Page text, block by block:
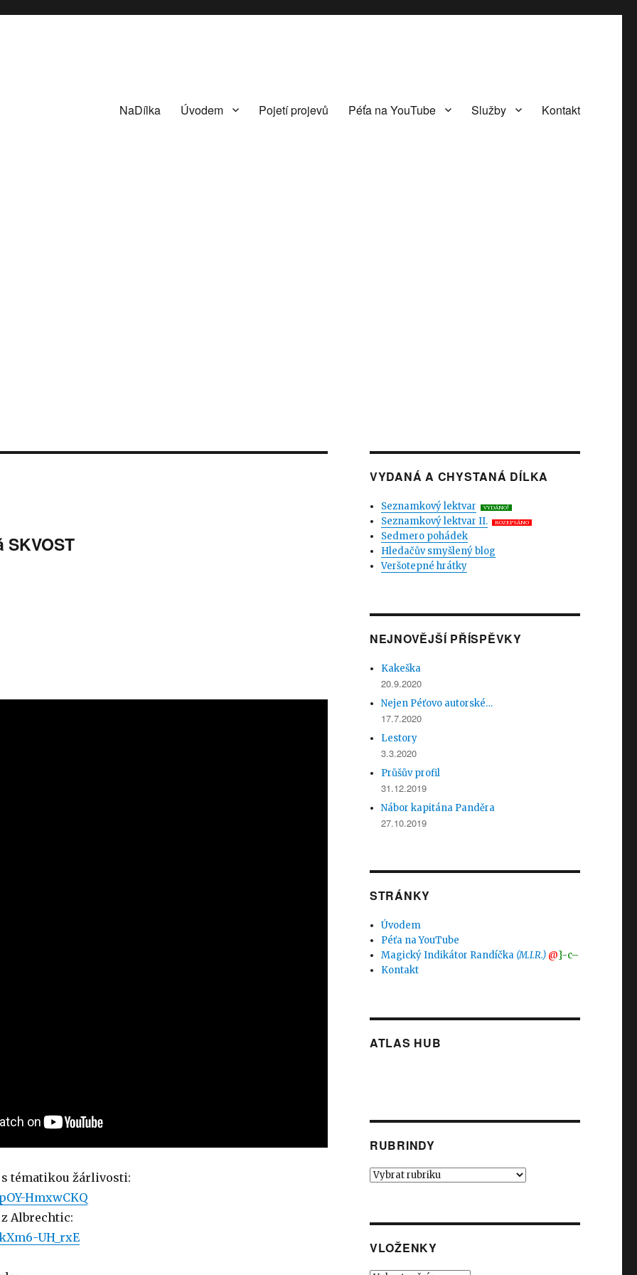
NaDílka Úvodem Pojetí projevů Péťa na YouTube Služby Kontakt
SKVOST
tématikou žárlivosti:
HmxwCKQ
Albrechtic:
UH_rxE
VYDANÁ A CHYSTANÁ DÍLKA
Seznamkový lektvar VYDÁNO!
Seznamkový lektvar II. ROZEPSÁNO
Sedmero pohádek
Hledačův smyšlený blog
Veršotepné hrátky
NEJNOVĚJŠÍ PŘÍSPĚVKY
Kakeška
20.9.2020
Nejen Péťovo autorské…
17.7.2020
Lestory
3.3.2020
Průšův profil
31.12.2019
Nábor kapitána Panděra
27.10.2019
STRÁNKY
Úvodem
Péťa na YouTube
Magický Indikátor Randíčka (M.I.R.) @}-c–
Kontakt
ATLAS HUB
RUBRINDY
Rubrindy
VLOŽENKY